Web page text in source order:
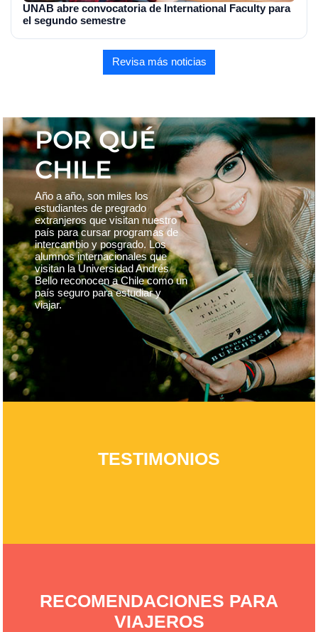
UNAB abre convocatoria de International Faculty para
el segundo semestre
Revisa más noticias
POR QUÉ
CHILE
Año a año, son miles los
estudiantes de pregrado
extranjeros que visitan nuestro
país para cursar programas de
intercambio y posgrado. Los
alumnos internacionales que
visitan la Universidad Andrés
Bello reconocen a Chile como un
país seguro para estudiar y
viajar.
TESTIMONIOS
RECOMENDACIONES PARA
VIAJEROS